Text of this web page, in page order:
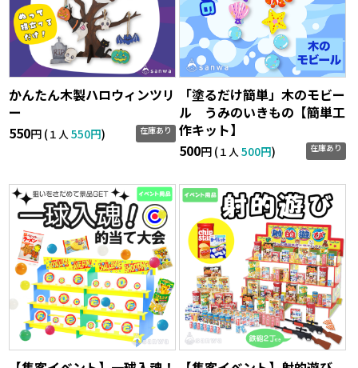
かんたん木製ハロウィンツリ
ー
550円 (１人550円) 在庫あり
「塗るだけ簡単」木のモビー
ル うみのいきもの【簡単工
作キット】
500円 (１人 500円) 在庫あり